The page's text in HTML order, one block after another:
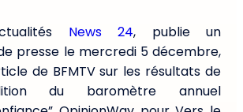
News 24, publie un
presse le mercredi 5 décembre,
de BFMTV sur les résultats de
du baromètre annuel